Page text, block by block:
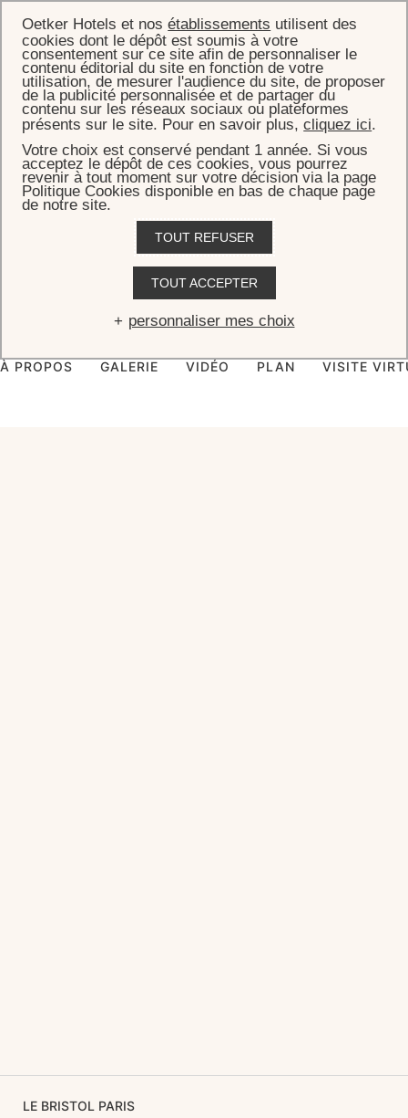
ACCUEIL CHAMBRES & SUITES SUITE EDEN
Suite Eden
La Suite Eden dévoile une terrasse-jardin suspendue, un spa privatif
et des intérieurs raffinés pour un séjour de luxe exclusif au sommet
de la capitale.
À PROPOS GALERIE VIDÉO PLAN VISITE
LE BRISTOL PARIS
Oetker Hotels et nosétablissements utilisent des
cookies dont le dépôt est soumis à votre
consentement sur ce site afin de personnaliser le
contenu éditorial du site en fonction de votre
utilisation, de mesurer l'audience du site, de proposer
de la publicité personnalisée et de partager du
contenu sur les réseaux sociaux ou plateformes
présents sur le site. Pour en savoir plus,cliquez ici.
Votre choix est conservé pendant 1 année. Si vous
acceptez le dépôt de ces cookies, vous pourrez
revenir à tout moment sur votre décision via la page
Politique Cookies disponible en bas de chaque page
de notre site.
TOUT REFUSER
TOUT ACCEPTER
personnaliser mes choix